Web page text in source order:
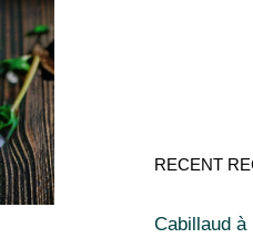
RECENT
Cabillaud à